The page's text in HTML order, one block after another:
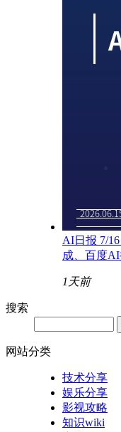
AI日报 7/
成、百度
1天前
搜索
网站分类
技术分享
娱乐分享
影视攻略
知识wiki